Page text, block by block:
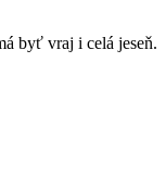
byť vraj i celá jeseň.